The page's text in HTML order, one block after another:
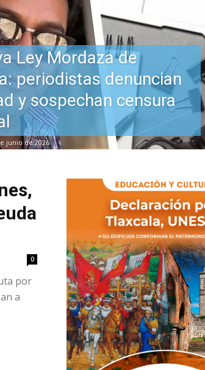
Ley Mordaza de
periodistas denuncian
y sospechan censura
junio de 2026
0
por
a